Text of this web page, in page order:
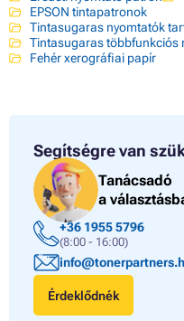
EPSON tintapatronok
Tintasugaras nyomtatók
Tintasugaras többfunkciós
Fehér xerográfiai papír
Segítségre van
Tanácsadó
a
+36 1955 5796
(8:00 - 16:00)
Érdeklődnék